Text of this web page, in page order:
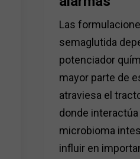
Las
semaglutida
potenciador
mayor parte de
atraviesa el
donde
microbioma
influir en